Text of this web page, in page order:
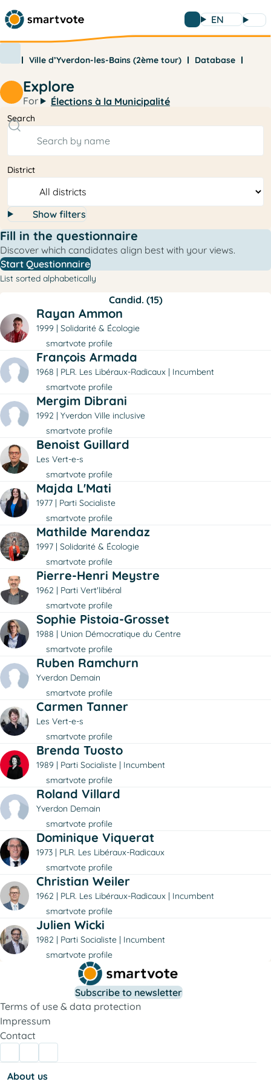
EN
Ville d’Yverdon-les-Bains (2ème tour) Database
Explore
For Élections à la Municipalité
Search
District
Show filters
Fill in the questionnaire
Discover which candidates align best with your views.
Start Questionnaire
List sorted alphabetically
Candid. (15)
Rayan Ammon
1999
Solidarité & Écologie
smartvote profile
François Armada
1968 PLR. Les Libéraux-Radicaux
Incumbent
smartvote profile
Mergim Dibrani
1992
Yverdon Ville inclusive
smartvote profile
Benoist Guillard
Les Vert-e-s
smartvote profile
Majda L'Mati
1977
Parti Socialiste
smartvote profile
Mathilde Marendaz
1997
Solidarité & Écologie
smartvote profile
Pierre-Henri Meystre
1962
Parti Vert'libéral
smartvote profile
Sophie Pistoia-Grosset
1988
Union Démocratique du Centre
smartvote profile
Ruben Ramchurn
Yverdon Demain
smartvote profile
Carmen Tanner
Les Vert-e-s
smartvote profile
Brenda Tuosto
1989 Parti Socialiste
Incumbent
smartvote profile
Roland Villard
Yverdon Demain
smartvote profile
Dominique Viquerat
1973
PLR. Les Libéraux-Radicaux
smartvote profile
Christian Weiler
1962 PLR. Les Libéraux-Radicaux
Incumbent
smartvote profile
Julien Wicki
1982 Parti Socialiste
Incumbent
smartvote profile
Subscribe to newsletter
Terms of use & data protection
Impressum
Contact
About us